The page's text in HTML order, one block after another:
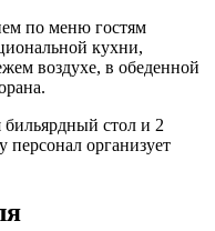
по меню гостям
кухни,
воздухе, в обеденной
бильярдный стол и 2
организует